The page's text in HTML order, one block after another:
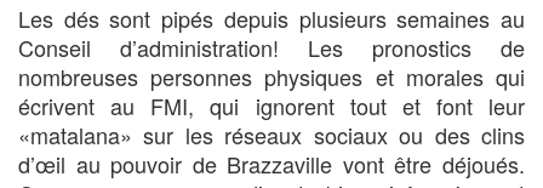
Les dés sont pipés depuis plusieurs semaines au
Conseil d’administration! Les pronostics de
nombreuses personnes physiques et morales qui
écrivent au FMI, qui ignorent tout et font leur
«matalana» sur les réseaux sociaux ou des clins
d’œil au pouvoir de Brazzaville vont être déjoués.